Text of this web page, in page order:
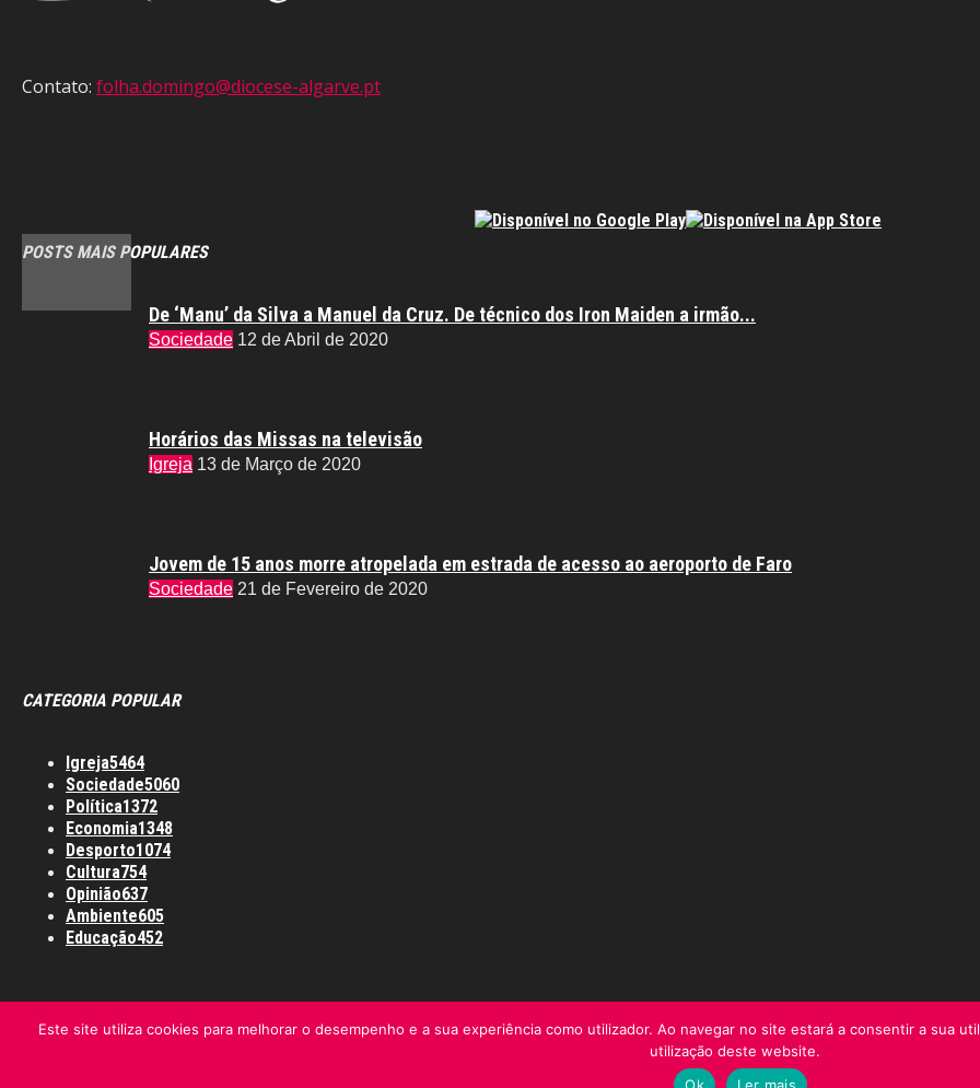
Contato: folha.domingo@diocese-algarve.pt
POSTS MAIS POPULARES
De ‘Manu’ da Silva a Manuel da Cruz. De técnico dos Iron Maiden a irmão...
Sociedade 12 de Abril de 2020
Horários das Missas na televisão
Igreja 13 de Março de 2020
Jovem de 15 anos morre atropelada em estrada de acesso ao aeroporto de Faro
Sociedade 21 de Fevereiro de 2020
CATEGORIA POPULAR
Igreja5464
Sociedade5060
Política1372
Economia1348
Desporto1074
Cultura754
Opinião637
Ambiente605
Educação452
Este site utiliza cookies para melhorar o desempenho e a sua experiência como utilizador. Ao navegar no site estará a consentir a sua
utilização deste website.
Ok
Ler mais